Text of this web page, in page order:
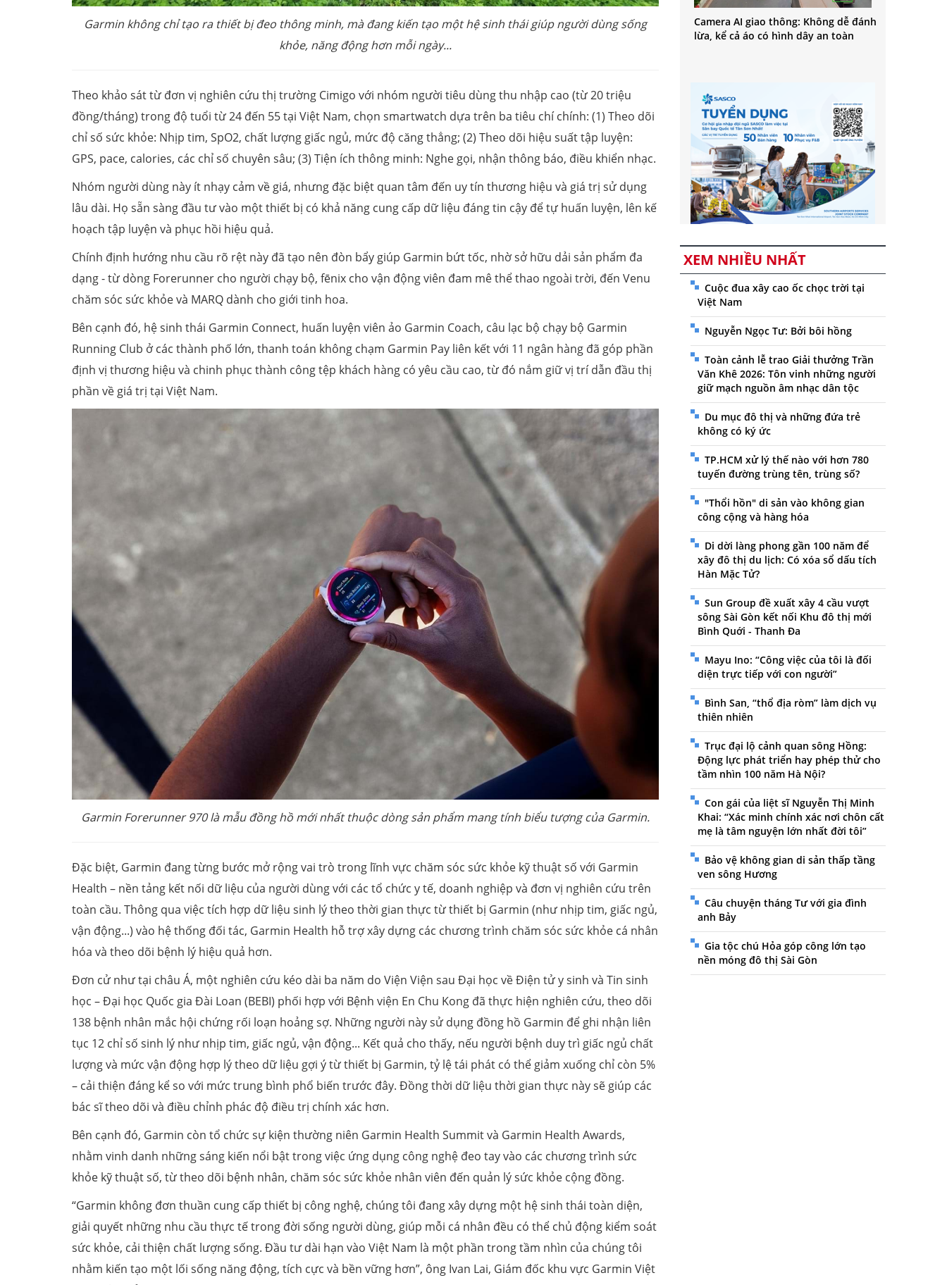
Garmin không chỉ tạo ra thiết bị đeo thông minh, mà đang kiến tạo một hệ sinh thái giúp người dùng sống
khỏe, năng động hơn mỗi ngày...
Theo khảo sát từ đơn vị nghiên cứu thị trường Cimigo với nhóm người tiêu dùng thu nhập cao (từ 20 triệu
đồng/tháng) trong độ tuổi từ 24 đến 55 tại Việt Nam, chọn smartwatch dựa trên ba tiêu chí chính: (1) Theo dõi
chỉ số sức khỏe: Nhịp tim, SpO2, chất lượng giấc ngủ, mức độ căng thẳng; (2) Theo dõi hiệu suất tập luyện:
GPS, pace, calories, các chỉ số chuyên sâu; (3) Tiện ích thông minh: Nghe gọi, nhận thông báo, điều khiển nhạc.
Nhóm người dùng này ít nhạy cảm về giá, nhưng đặc biệt quan tâm đến uy tín thương hiệu và giá trị sử dụng
lâu dài. Họ sẵn sàng đầu tư vào một thiết bị có khả năng cung cấp dữ liệu đáng tin cậy để tự huấn luyện, lên kế
hoạch tập luyện và phục hồi hiệu quả.
Chính định hướng nhu cầu rõ rệt này đã tạo nên đòn bẩy giúp Garmin bứt tốc, nhờ sở hữu dải sản phẩm đa
dạng - từ dòng Forerunner cho người chạy bộ, fēnix cho vận động viên đam mê thể thao ngoài trời, đến Venu
chăm sóc sức khỏe và MARQ dành cho giới tinh hoa.
Bên cạnh đó, hệ sinh thái Garmin Connect, huấn luyện viên ảo Garmin Coach, câu lạc bộ chạy bộ Garmin
Running Club ở các thành phố lớn, thanh toán không chạm Garmin Pay liên kết với 11 ngân hàng đã góp phần
định vị thương hiệu và chinh phục thành công tệp khách hàng có yêu cầu cao, từ đó nắm giữ vị trí dẫn đầu thị
phần về giá trị tại Việt Nam.
Garmin Forerunner 970 là mẫu đồng hồ mới nhất thuộc dòng sản phẩm mang tính biểu tượng của Garmin.
Đặc biệt, Garmin đang từng bước mở rộng vai trò trong lĩnh vực chăm sóc sức khỏe kỹ thuật số với Garmin
Health – nền tảng kết nối dữ liệu của người dùng với các tổ chức y tế, doanh nghiệp và đơn vị nghiên cứu trên
toàn cầu. Thông qua việc tích hợp dữ liệu sinh lý theo thời gian thực từ thiết bị Garmin (như nhịp tim, giấc ngủ,
vận động...) vào hệ thống đối tác, Garmin Health hỗ trợ xây dựng các chương trình chăm sóc sức khỏe cá nhân
hóa và theo dõi bệnh lý hiệu quả hơn.
Đơn cử như tại châu Á, một nghiên cứu kéo dài ba năm do Viện Viện sau Đại học về Điện tử y sinh và Tin sinh
học – Đại học Quốc gia Đài Loan (BEBI) phối hợp với Bệnh viện En Chu Kong đã thực hiện nghiên cứu, theo dõi
138 bệnh nhân mắc hội chứng rối loạn hoảng sợ. Những người này sử dụng đồng hồ Garmin để ghi nhận liên
tục 12 chỉ số sinh lý như nhịp tim, giấc ngủ, vận động... Kết quả cho thấy, nếu người bệnh duy trì giấc ngủ chất
lượng và mức vận động hợp lý theo dữ liệu gợi ý từ thiết bị Garmin, tỷ lệ tái phát có thể giảm xuống chỉ còn 5%
– cải thiện đáng kể so với mức trung bình phổ biến trước đây. Đồng thời dữ liệu thời gian thực này sẽ giúp các
bác sĩ theo dõi và điều chỉnh phác độ điều trị chính xác hơn.
Bên cạnh đó, Garmin còn tổ chức sự kiện thường niên Garmin Health Summit và Garmin Health Awards,
nhằm vinh danh những sáng kiến nổi bật trong việc ứng dụng công nghệ đeo tay vào các chương trình sức
khỏe kỹ thuật số, từ theo dõi bệnh nhân, chăm sóc sức khỏe nhân viên đến quản lý sức khỏe cộng đồng.
“Garmin không đơn thuần cung cấp thiết bị công nghệ, chúng tôi đang xây dựng một hệ sinh thái toàn diện,
giải quyết những nhu cầu thực tế trong đời sống người dùng, giúp mỗi cá nhân đều có thể chủ động kiểm soát
sức khỏe, cải thiện chất lượng sống. Đầu tư dài hạn vào Việt Nam là một phần trong tầm nhìn của chúng tôi
nhằm kiến tạo một lối sống năng động, tích cực và bền vững hơn”, ông Ivan Lai, Giám đốc khu vực Garmin Việt
Camera AI giao thông: Không dễ đánh
lừa, kể cả áo có hình dây an toàn
XEM NHIỀU NHẤT
Cuộc đua xây cao ốc chọc trời tại
Việt Nam
Nguyễn Ngọc Tư: Bởi bôi hồng
Toàn cảnh lễ trao Giải thưởng Trần
Văn Khê 2026: Tôn vinh những người
giữ mạch nguồn âm nhạc dân tộc
Du mục đô thị và những đứa trẻ
không có ký ức
TP.HCM xử lý thế nào với hơn 780
tuyến đường trùng tên, trùng số?
"Thổi hồn" di sản vào không gian
công cộng và hàng hóa
Di dời làng phong gần 100 năm để
xây đô thị du lịch: Có xóa sổ dấu tích
Hàn Mặc Tử?
Sun Group đề xuất xây 4 cầu vượt
sông Sài Gòn kết nối Khu đô thị mới
Bình Quới - Thanh Đa
Mayu Ino: “Công việc của tôi là đối
diện trực tiếp với con người”
Bình San, “thổ địa ròm” làm dịch vụ
thiên nhiên
Trục đại lộ cảnh quan sông Hồng:
Động lực phát triển hay phép thử cho
tầm nhìn 100 năm Hà Nội?
Con gái của liệt sĩ Nguyễn Thị Minh
Khai: “Xác minh chính xác nơi chôn cất
mẹ là tâm nguyện lớn nhất đời tôi”
Bảo vệ không gian di sản thấp tầng
ven sông Hương
Câu chuyện tháng Tư với gia đình
anh Bảy
Gia tộc chú Hỏa góp công lớn tạo
nền móng đô thị Sài Gòn